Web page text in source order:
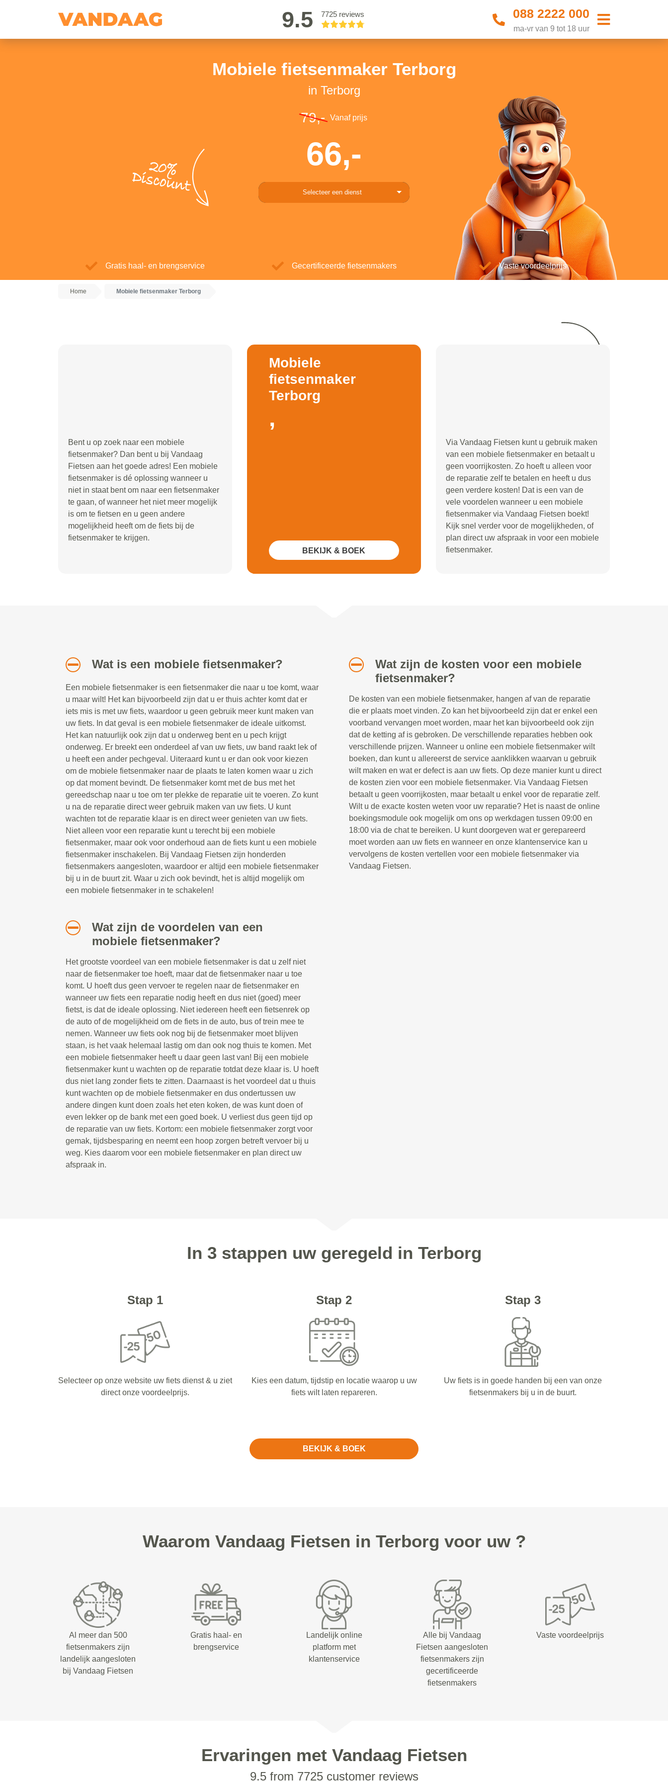
9.5 7725 reviews 088 2222 000
ma-vr van 9 tot 18 uur
Mobiele fietsenmaker Terborg
in Terborg
20%
Discount
79,- Vanaf prijs
66,-
Selecteer een dienst
Gratis haal- en brengservice Gecertificeerde fietsenmakers Vaste voordeelprijs
Home Mobiele fietsenmaker Terborg
Bent u op zoek naar een mobiele
fietsenmaker? Dan bent u bij Vandaag
Fietsen aan het goede adres! Een mobiele
fietsenmaker is dé oplossing wanneer u
niet in staat bent om naar een fietsenmaker
te gaan, of wanneer het niet meer mogelijk
is om te fietsen en u geen andere
mogelijkheid heeft om de fiets bij de
fietsenmaker te krijgen.
Mobiele
fietsenmaker
Terborg
,
BEKIJK & BOEK
Via Vandaag Fietsen kunt u gebruik maken
van een mobiele fietsenmaker en betaalt u
geen voorrijkosten. Zo hoeft u alleen voor
de reparatie zelf te betalen en heeft u dus
geen verdere kosten! Dat is een van de
vele voordelen wanneer u een mobiele
fietsenmaker via Vandaag Fietsen boekt!
Kijk snel verder voor de mogelijkheden, of
plan direct uw afspraak in voor een mobiele
fietsenmaker.
Wat is een mobiele fietsenmaker?
Een mobiele fietsenmaker is een fietsenmaker die naar u toe komt, waar
u maar wilt! Het kan bijvoorbeeld zijn dat u er thuis achter komt dat er
iets mis is met uw fiets, waardoor u geen gebruik meer kunt maken van
uw fiets. In dat geval is een mobiele fietsenmaker de ideale uitkomst.
Het kan natuurlijk ook zijn dat u onderweg bent en u pech krijgt
onderweg. Er breekt een onderdeel af van uw fiets, uw band raakt lek of
u heeft een ander pechgeval. Uiteraard kunt u er dan ook voor kiezen
om de mobiele fietsenmaker naar de plaats te laten komen waar u zich
op dat moment bevindt. De fietsenmaker komt met de bus met het
gereedschap naar u toe om ter plekke de reparatie uit te voeren. Zo kunt
u na de reparatie direct weer gebruik maken van uw fiets. U kunt
wachten tot de reparatie klaar is en direct weer genieten van uw fiets.
Niet alleen voor een reparatie kunt u terecht bij een mobiele
fietsenmaker, maar ook voor onderhoud aan de fiets kunt u een mobiele
fietsenmaker inschakelen. Bij Vandaag Fietsen zijn honderden
fietsenmakers aangesloten, waardoor er altijd een mobiele fietsenmaker
bij u in de buurt zit. Waar u zich ook bevindt, het is altijd mogelijk om
een mobiele fietsenmaker in te schakelen!
Wat zijn de voordelen van een
mobiele fietsenmaker?
Het grootste voordeel van een mobiele fietsenmaker is dat u zelf niet
naar de fietsenmaker toe hoeft, maar dat de fietsenmaker naar u toe
komt. U hoeft dus geen vervoer te regelen naar de fietsenmaker en
wanneer uw fiets een reparatie nodig heeft en dus niet (goed) meer
fietst, is dat de ideale oplossing. Niet iedereen heeft een fietsenrek op
de auto of de mogelijkheid om de fiets in de auto, bus of trein mee te
nemen. Wanneer uw fiets ook nog bij de fietsenmaker moet blijven
staan, is het vaak helemaal lastig om dan ook nog thuis te komen. Met
een mobiele fietsenmaker heeft u daar geen last van! Bij een mobiele
fietsenmaker kunt u wachten op de reparatie totdat deze klaar is. U hoeft
dus niet lang zonder fiets te zitten. Daarnaast is het voordeel dat u thuis
kunt wachten op de mobiele fietsenmaker en dus ondertussen uw
andere dingen kunt doen zoals het eten koken, de was kunt doen of
even lekker op de bank met een goed boek. U verliest dus geen tijd op
de reparatie van uw fiets. Kortom: een mobiele fietsenmaker zorgt voor
gemak, tijdsbesparing en neemt een hoop zorgen betreft vervoer bij u
weg. Kies daarom voor een mobiele fietsenmaker en plan direct uw
afspraak in.
Wat zijn de kosten voor een mobiele
fietsenmaker?
De kosten van een mobiele fietsenmaker, hangen af van de reparatie
die er plaats moet vinden. Zo kan het bijvoorbeeld zijn dat er enkel een
voorband vervangen moet worden, maar het kan bijvoorbeeld ook zijn
dat de ketting af is gebroken. De verschillende reparaties hebben ook
verschillende prijzen. Wanneer u online een mobiele fietsenmaker wilt
boeken, dan kunt u allereerst de service aanklikken waarvan u gebruik
wilt maken en wat er defect is aan uw fiets. Op deze manier kunt u direct
de kosten zien voor een mobiele fietsenmaker. Via Vandaag Fietsen
betaalt u geen voorrijkosten, maar betaalt u enkel voor de reparatie zelf.
Wilt u de exacte kosten weten voor uw reparatie? Het is naast de online
boekingsmodule ook mogelijk om ons op werkdagen tussen 09:00 en
18:00 via de chat te bereiken. U kunt doorgeven wat er gerepareerd
moet worden aan uw fiets en wanneer en onze klantenservice kan u
vervolgens de kosten vertellen voor een mobiele fietsenmaker via
Vandaag Fietsen.
In 3 stappen uw geregeld in Terborg
Stap 1
Selecteer op onze website uw fiets dienst & u ziet
direct onze voordeelprijs.
Stap 2
Kies een datum, tijdstip en locatie waarop u uw
fiets wilt laten repareren.
Stap 3
Uw fiets is in goede handen bij een van onze
fietsenmakers bij u in de buurt.
BEKIJK & BOEK
Waarom Vandaag Fietsen in Terborg voor uw ?
Al meer dan 500
fietsenmakers zijn
landelijk aangesloten
bij Vandaag Fietsen
Gratis haal- en
brengservice
Landelijk online
platform met
klantenservice
Alle bij Vandaag
Fietsen aangesloten
fietsenmakers zijn
gecertificeerde
fietsenmakers
Vaste voordeelprijs
Ervaringen met Vandaag Fietsen
9.5 from 7725 customer reviews